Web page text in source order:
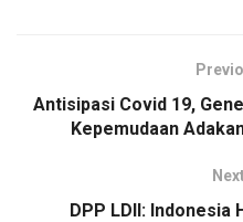
Antisipasi Covid 19,
Kepemudaan
DPP LDII: Indonesia